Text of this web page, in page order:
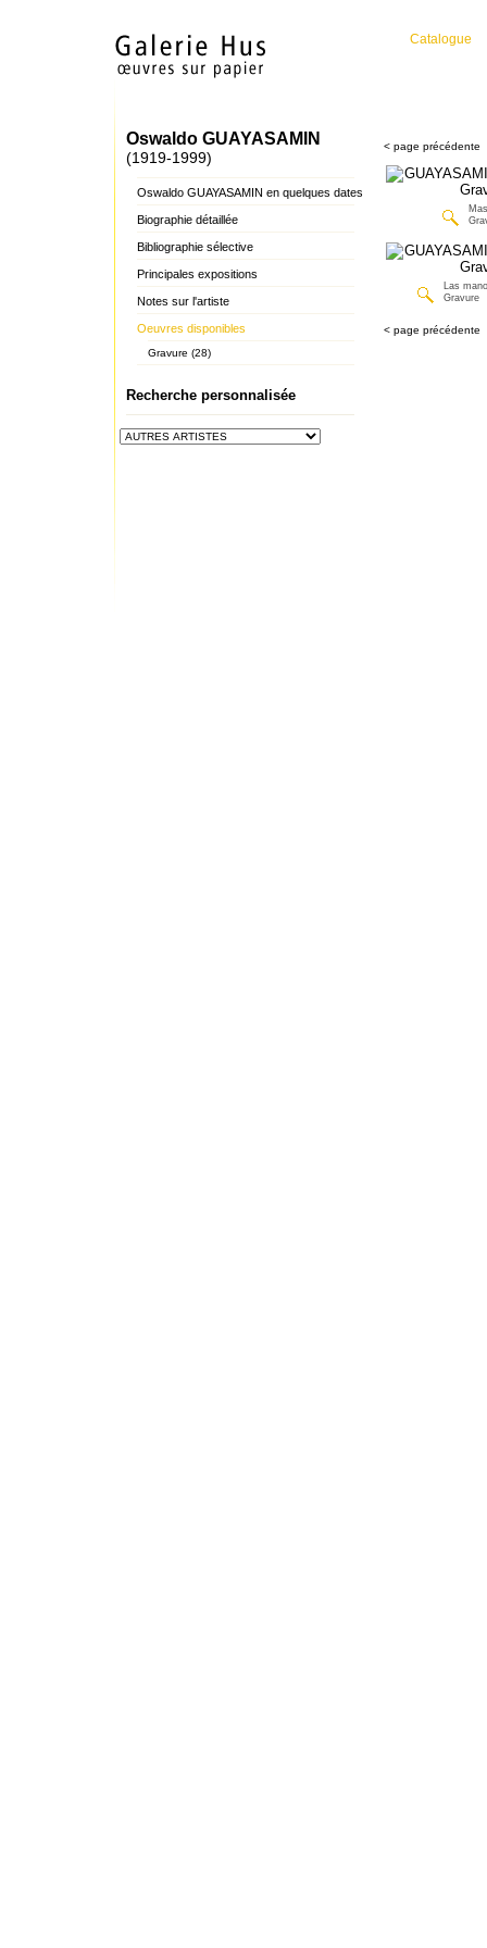
Catalogue
Oswaldo GUAYASAMIN
(1919-1999)
Oswaldo GUAYASAMIN en quelques dates
Biographie détaillée
Bibliographie sélective
Principales expositions
Notes sur l'artiste
Oeuvres disponibles
Gravure (28)
Recherche personnalisée
< page précédente
Las
Gravure
< page précédente